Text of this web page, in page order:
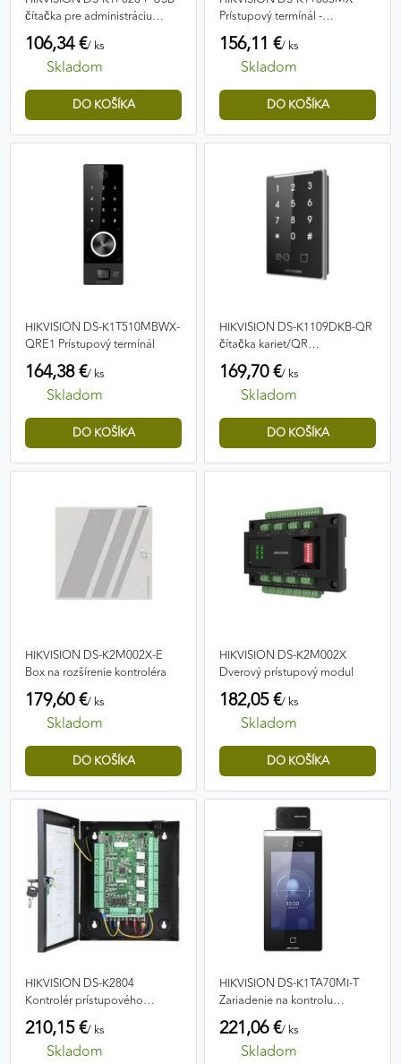
čítačka pre administráciu
odtlačkov prstov
106,34 €/ ks
Skladom
Prístupový termínál -
antivandal, Mifare čítačka
kariet, IP65, IK08
156,11 €/ ks
Skladom
HIKVISION DS-K1T510MBWX-
QRE1 Prístupový termínál
164,38 €/ ks
Skladom
HIKVISION DS-K1109DKB-QR
čítačka kariet/QR
kód/password
169,70 €/ ks
Skladom
HIKVISION DS-K2M002X-E
Box na rozšírenie kontroléra
179,60 €/ ks
Skladom
HIKVISION DS-K2M002X
Dverový prístupový modul
182,05 €/ ks
Skladom
HIKVISION DS-K2804
Kontrolér prístupového
systému
210,15 €/ ks
Skladom
HIKVISION DS-K1TA70MI-T
Zariadenie na kontrolu
prístupu
221,06 €/ ks
Skladom